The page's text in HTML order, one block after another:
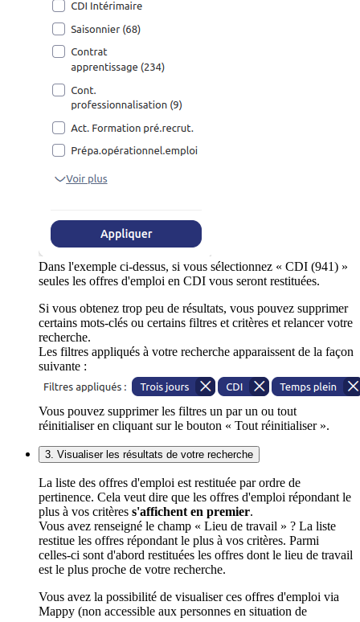
Dans l'exemple ci-dessus, si vous sélectionnez « CDI (941) »
seules les offres d'emploi en CDI vous seront restituées.
Si vous obtenez trop peu de résultats, vous pouvez supprimer
certains mots-clés ou certains filtres et critères et relancer votre
recherche.
Les filtres appliqués à votre recherche apparaissent de la façon
suivante :
Vous pouvez supprimer les filtres un par un ou tout
réinitialiser en cliquant sur le bouton « Tout réinitialiser ».
3. Visualiser les résultats de votre recherche
La liste des offres d'emploi est restituée par ordre de
pertinence. Cela veut dire que les offres d'emploi répondant le
plus à vos critères s'affichent en premier.
Vous avez renseigné le champ « Lieu de travail » ? La liste
restitue les offres répondant le plus à vos critères. Parmi
celles-ci sont d'abord restituées les offres dont le lieu de travail
est le plus proche de votre recherche.
Vous avez la possibilité de visualiser ces offres d'emploi via
Mappy (non accessible aux personnes en situation de